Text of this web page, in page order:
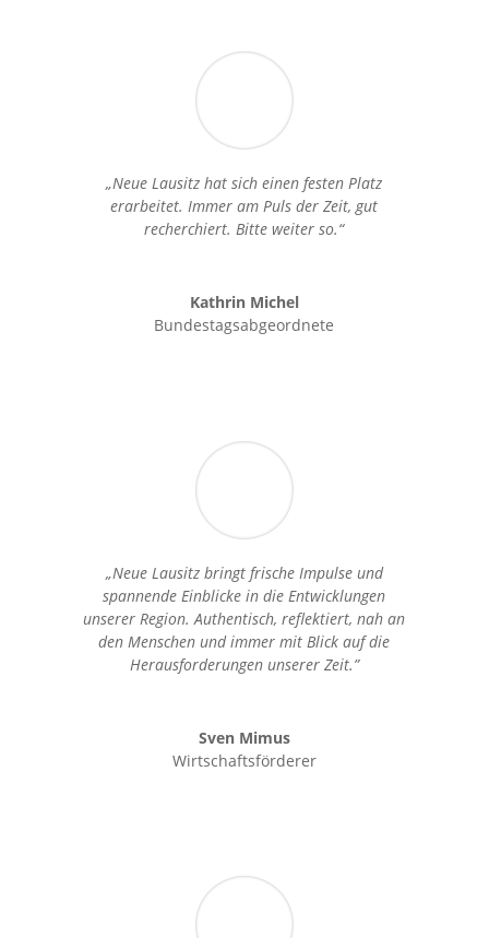
„Neue Lausitz hat sich einen festen Platz
erarbeitet. Immer am Puls der Zeit, gut
recherchiert. Bitte weiter so.“
Kathrin Michel
Bundestagsabgeordnete
„Neue Lausitz bringt frische Impulse und
spannende Einblicke in die Entwicklungen
unserer Region. Authentisch, reflektiert, nah an
den Menschen und immer mit Blick auf die
Herausforderungen unserer Zeit.”
Sven Mimus
Wirtschaftsförderer